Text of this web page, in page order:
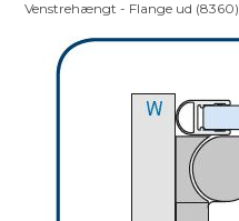
Venstrehængt - Flange ud (8360)